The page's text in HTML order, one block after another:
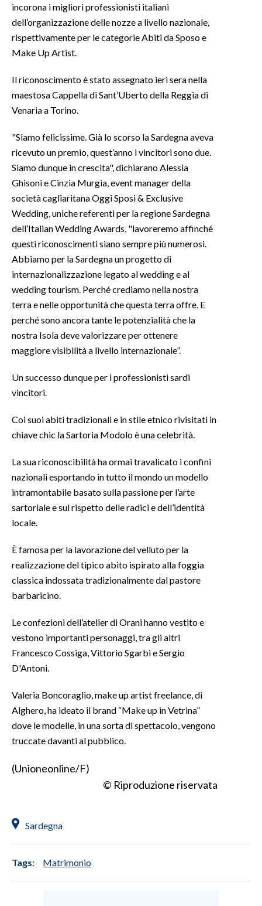
NOTIZIE
EVENTI
#CARAUNIONE
3 MINUTI CON
INSULARITÀ
INFO AZIENDE
ANNUNCI
NECROLOGI
PUBBLICITÀ
SPIAGGE
STORE
incorona i migliori professionisti italiani
dell’organizzazione delle nozze a livello nazionale,
rispettivamente per le categorie Abiti da Sposo e
Make Up Artist.
Il riconoscimento è stato assegnato ieri sera nella
maestosa Cappella di Sant’Uberto della Reggia di
Venaria a Torino.
"Siamo felicissime. Già lo scorso la Sardegna aveva
ricevuto un premio, quest’anno i vincitori sono due.
Siamo dunque in crescita", dichiarano Alessia
Ghisoni e Cinzia Murgia, event manager della
società cagliaritana Oggi Sposi & Exclusive
Wedding, uniche referenti per la regione Sardegna
dell’Italian Wedding Awards, "lavoreremo affinché
questi riconoscimenti siano sempre più numerosi.
Abbiamo per la Sardegna un progetto di
internazionalizzazione legato al wedding e al
wedding tourism. Perché crediamo nella nostra
terra e nelle opportunità che questa terra offre. E
perché sono ancora tante le potenzialità che la
nostra Isola deve valorizzare per ottenere
maggiore visibilità a livello internazionale”.
Un successo dunque per i professionisti sardi
vincitori.
Coi suoi abiti tradizionali e in stile etnico rivisitati in
chiave chic la Sartoria Modolo è una celebrità.
La sua riconoscibilità ha ormai travalicato i confini
nazionali esportando in tutto il mondo un modello
intramontabile basato sulla passione per l’arte
sartoriale e sul rispetto delle radici e dell’identità
locale.
È famosa per la lavorazione del velluto per la
realizzazione del tipico abito ispirato alla foggia
classica indossata tradizionalmente dal pastore
barbaricino.
Le confezioni dell’atelier di Orani hanno vestito e
vestono importanti personaggi, tra gli altri
Francesco Cossiga, Vittorio Sgarbi e Sergio
D'Antoni.
Valeria Boncoraglio, make up artist freelance, di
Alghero, ha ideato il brand “Make up in Vetrina”
dove le modelle, in una sorta di spettacolo, vengono
truccate davanti al pubblico.
(Unioneonline/F)
© Riproduzione riservata
Sardegna
Tags: Matrimonio